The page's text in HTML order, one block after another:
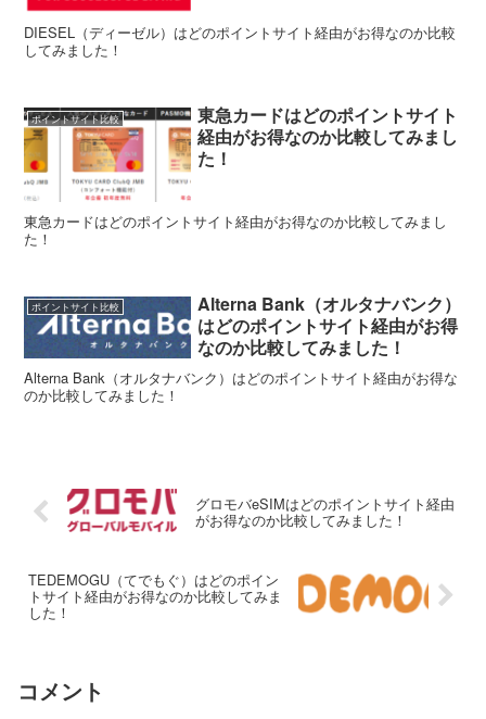
DIESEL（ディーゼル）はどのポイントサイト経由がお得なのか比較
してみました！
ポイントサイト比較
東急カードはどのポイントサイト
経由がお得なのか比較してみまし
た！
東急カードはどのポイントサイト経由がお得なのか比較してみまし
た！
ポイントサイト比較
Alterna Bank（オルタナバンク）
はどのポイントサイト経由がお得
なのか比較してみました！
Alterna Bank（オルタナバンク）はどのポイントサイト経由がお得な
のか比較してみました！
グロモバeSIMはどのポイントサイト経由
がお得なのか比較してみました！
TEDEMOGU（てでもぐ）はどのポイン
トサイト経由がお得なのか比較してみま
した！
コメント